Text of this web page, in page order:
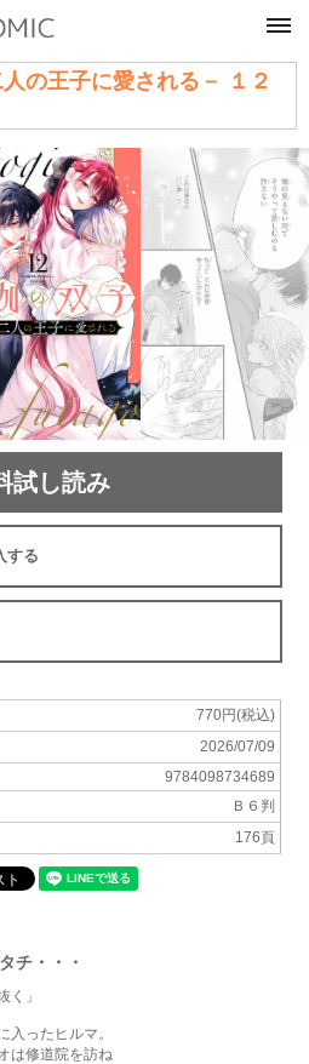
の王子に愛される－ １２
試し読み
する
770円(税込)
2026/07/09
9784098734689
Ｂ６判
176頁
チ・・・
く」
入ったヒルマ。
は修道院を訪ね